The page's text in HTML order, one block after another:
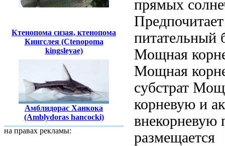
Ктенопома сизая, ктенопома
Кингслея (Ctenopoma
kingsleyae)
Амблидорас Ханкока
(Amblydoras hancocki)
на правах рекламы:
прямых
питательный
Мощная
Мощная
субстрат
корневую и
размещается